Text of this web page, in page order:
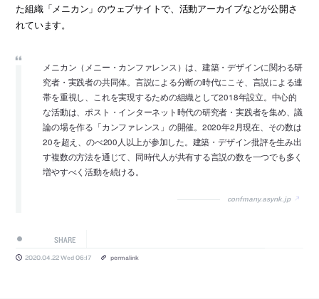
た組織「メニカン」のウェブサイトで、活動アーカイブなどが公開さ
れています。
メニカン（メニー・カンファレンス）は、建築・デザインに関わる研
究者・実践者の共同体。言説による分断の時代にこそ、言説による連
帯を重視し、これを実現するための組織として2018年設立。中心的
な活動は、ポスト・インターネット時代の研究者・実践者を集め、議
論の場を作る「カンファレンス」の開催。2020年2月現在、その数は
20を超え、のべ200人以上が参加した。建築・デザイン批評を生み出
す複数の方法を通じて、同時代人が共有する言説の数を一つでも多く
増やすべく活動を続ける。
confmany.asynk.jp
SHARE
2020.04.22 Wed 06:17 permalink